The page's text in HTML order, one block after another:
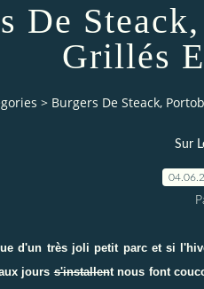
De
Grillés
> Burgers De Steack,
Sur
d'un très joli petit parc et si
jourss'installent nous font